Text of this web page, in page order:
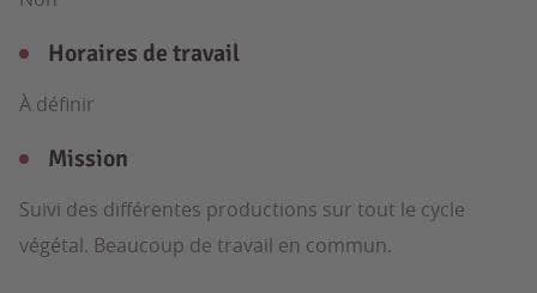
Horaires de travail
À définir
Mission
Suivi des différentes productions sur tout le cycle
végétal. Beaucoup de travail en commun.